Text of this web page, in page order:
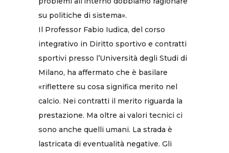
su politiche di sistema».
Il Professor Fabio Iudica, del corso
integrativo in Diritto sportivo e contratti
sportivi presso l’Università degli Studi di
Milano, ha affermato che è basilare
«riflettere su cosa significa merito nel
calcio. Nei contratti il merito riguarda la
prestazione. Ma oltre ai valori tecnici ci
sono anche quelli umani. La strada è
lastricata di eventualità negative. Gli